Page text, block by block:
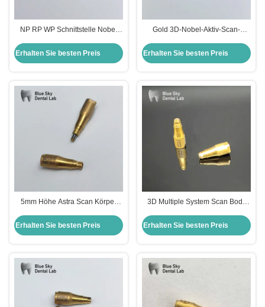
NP RP WP Schnittstelle Nobel
Scanbody Implantat
Erhalten Sie besten Preis
Gold 3D-Nobel-Aktiv-Scan-
Körper für Implantate
Erhalten Sie besten Preis
5mm Höhe Astra Scan Körper
Blau
Erhalten Sie besten Preis
3D Multiple System Scan Body
Neo System
Erhalten Sie besten Preis